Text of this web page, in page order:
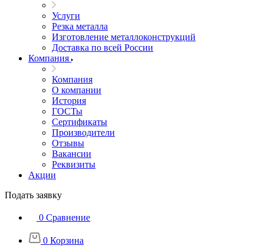
Услуги
Резка металла
Изготовление металлоконструкций
Доставка по всей России
Компания
Компания
О компании
История
ГОСТы
Сертификаты
Производители
Отзывы
Вакансии
Реквизиты
Акции
Подать заявку
0 Сравнение
0 Корзина